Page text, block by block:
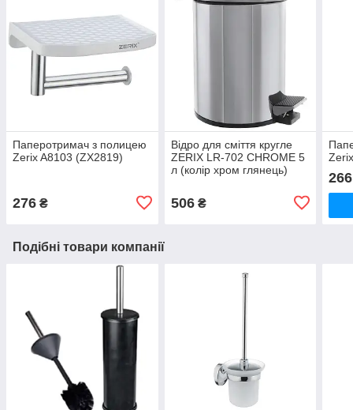
Паперотримач з полицею
Zerix A8103 (ZX2819)
276 ₴
Відро для сміття кругле
ZERIX LR-702 CHROME 5
л (колір хром глянець)
506₴
266
Подібні товари компанії